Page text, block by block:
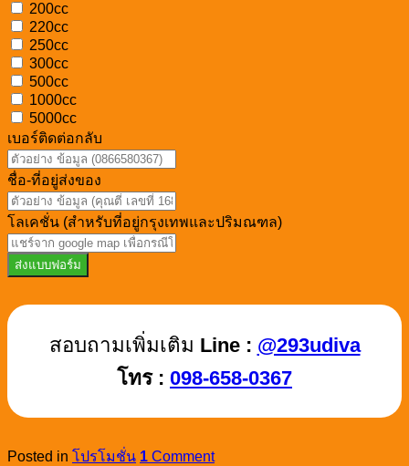
200cc
220cc
250cc
300cc
500cc
1000cc
5000cc
เบอร์ติดต่อกลับ
ชื่อ-ที่อยู่ส่งของ
โลเคชั่น (สำหรับที่อยู่กรุงเทพและปริมณฑล)
ส่งแบบฟอร์ม
สอบถามเพิ่มเติม Line : @293udiva
โทร : 098-658-0367
Posted in โปรโมชั่น 1 Comment